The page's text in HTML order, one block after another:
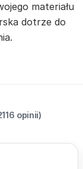
materiału
dotrze do
opinii)